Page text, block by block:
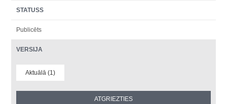
STATUSS
Publicēts
VERSIJA
Aktuālā (1)